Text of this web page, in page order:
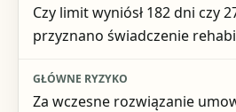
Czy limit wyniósł 182 dni czy
przyznano świadczenie
Za wczesne rozwiązanie